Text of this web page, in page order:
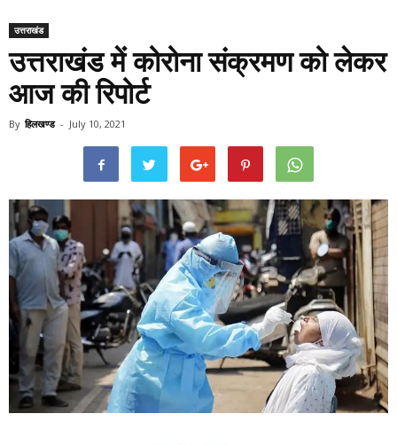
उत्तराखंड
उत्तराखंड में कोरोना संक्रमण को लेकर
आज की रिपोर्ट
By हिलखण्ड - July 10, 2021